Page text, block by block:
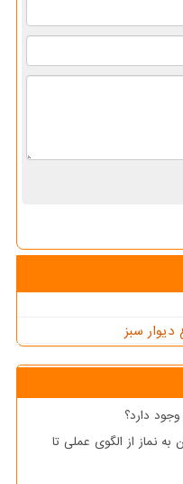
سبز
دارد؟
نماز از الگوی عملی تا